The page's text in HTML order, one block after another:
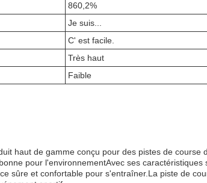
860,2%
Je suis...
C' est facile.
Très haut
Faible
haut de gamme conçu pour des pistes de course
pour l'environnementAvec ses caractéristiques
sûre et confortable pour s'entraîner.La piste de